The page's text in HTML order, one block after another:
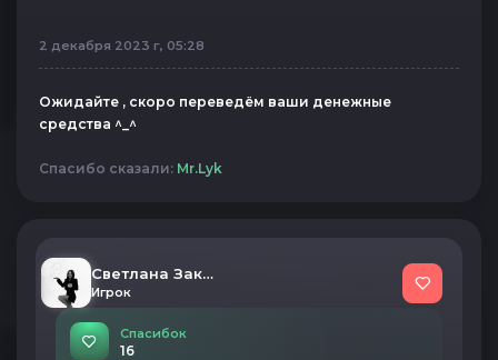
2 декабря 2023 г, 05:28
Ожидайте , скоро переведём ваши денежные
средства ^_^
Спасибо сказали: Mr.Lyk
Светлана Закирова
Игрок
Спасибок
16